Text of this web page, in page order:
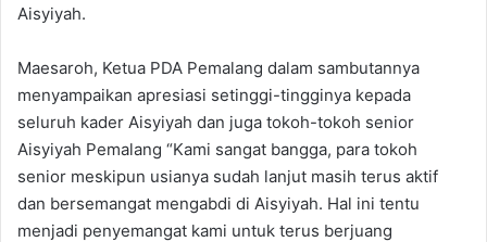
Aisyiyah.
Maesaroh, Ketua PDA Pemalang dalam sambutannya
menyampaikan apresiasi setinggi-tingginya kepada
seluruh kader Aisyiyah dan juga tokoh-tokoh senior
Aisyiyah Pemalang “Kami sangat bangga, para tokoh
senior meskipun usianya sudah lanjut masih terus aktif
dan bersemangat mengabdi di Aisyiyah. Hal ini tentu
menjadi penyemangat kami untuk terus berjuang